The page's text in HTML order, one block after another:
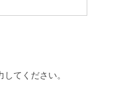
してください。